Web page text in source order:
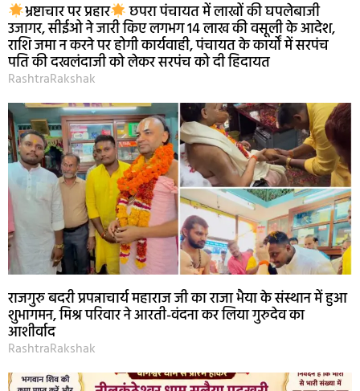
भ्रष्टाचार पर प्रहार छपरा पंचायत में लाखों की घपलेबाजी
उजागर, सीईओ ने जारी किए लगभग 14 लाख की वसूली के आदेश,
राशि जमा न करने पर होगी कार्यवाही, पंचायत के कार्यों में सरपंच
पति की दखलंदाजी को लेकर सरपंच को दी हिदायत
RashtraRakshak
राजगुरु बदरी प्रपन्नाचार्य महाराज जी का राजा भैया के संस्थान में हुआ
शुभागमन, मिश्र परिवार ने आरती-वंदना कर लिया गुरुदेव का
आशीर्वाद
RashtraRakshak